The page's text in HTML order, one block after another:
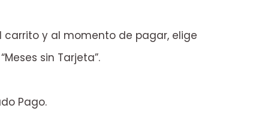
y al momento de pagar, elige
sin Tarjeta”.
Pago.